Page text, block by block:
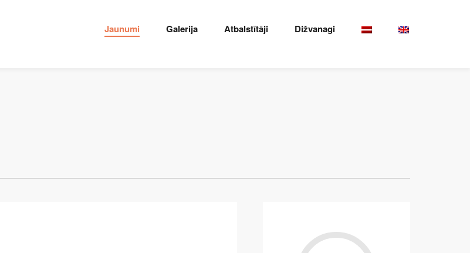
Jaunumi Galerija Atbalstītāji Dižvanagi